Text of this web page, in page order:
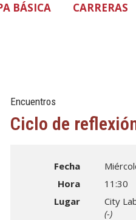
BÁSICA CARRERAS
Encuentros
Ciclo de
Fecha
Hora
11:30
Lugar
City
(-)